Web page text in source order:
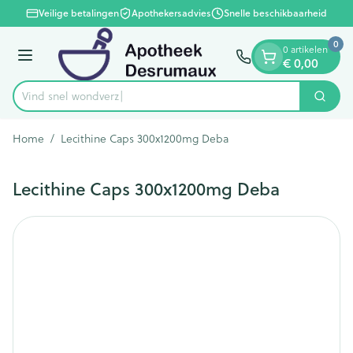
Ga naar de inhoud
1 van 1Veilige betalingen Apothekersadvies Snelle beschikbaarheid
Menu
Product, merk, categorie...
Vind snel Zoek
0 artikelen
€ 0,00
0
Home / Lecithine Caps 300x1200mg Deba
Lecithine Caps 300x1200mg Deba